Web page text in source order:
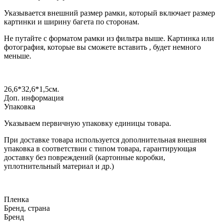
Указывается внешний размер рамки, который включает размер
картинки и ширину багета по сторонам.
Не путайте с форматом рамки из фильтра выше. Картинка или
фотография, которые вы сможете вставить , будет немного
меньше.
26,6*32,6*1,5см.
Доп. информация
Упаковка
Указываем первичную упаковку единицы товара.
При доставке товара используется дополнительная внешняя
упаковка в соответствии с типом товара, гарантирующая
доставку без повреждений (картонные коробки,
уплотнительный материал и др.)
Пленка
Бренд, страна
Бренд